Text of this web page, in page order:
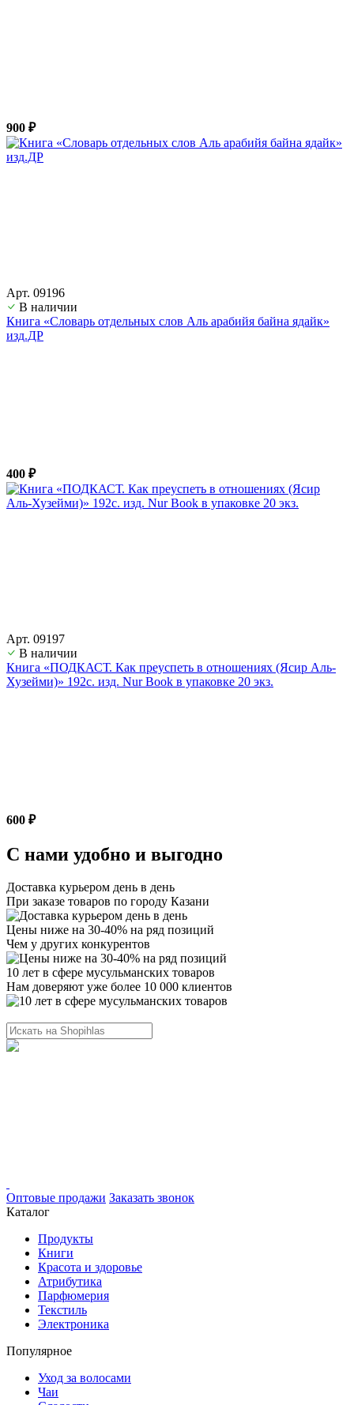
900 ₽
Арт. 09196
В наличии
Книга «Словарь отдельных слов Аль арабийя байна ядайк»
изд.ДР
400 ₽
Арт. 09197
В наличии
Книга «ПОДКАСТ. Как преуспеть в отношениях (Ясир Аль-
Хузейми)» 192с. изд. Nur Book в упаковке 20 экз.
600 ₽
С нами удобно и выгодно
Доставка курьером день в день
При заказе товаров по городу Казани
Цены ниже на 30-40% на ряд позиций
Чем у других конкурентов
10 лет в сфере мусульманских товаров
Нам доверяют уже более 10 000 клиентов
Оптовые продажи Заказать звонок
Каталог
Продукты
Книги
Красота и здоровье
Атрибутика
Парфюмерия
Текстиль
Электроника
Популярное
Уход за волосами
Чаи